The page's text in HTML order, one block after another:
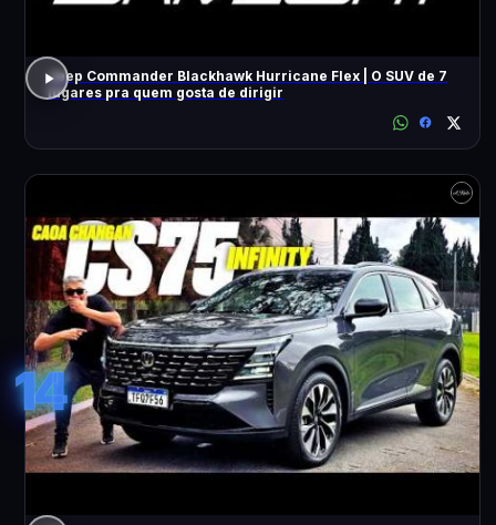
Jeep Commander Blackhawk Hurricane Flex | O SUV de 7
lugares pra quem gosta de dirigir
14